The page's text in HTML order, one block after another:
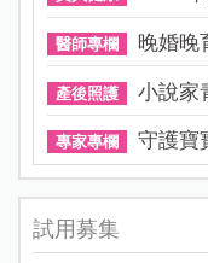
醫師專欄 晚婚晚
產後照護 小說家
專家專欄 守護寶
試用募集